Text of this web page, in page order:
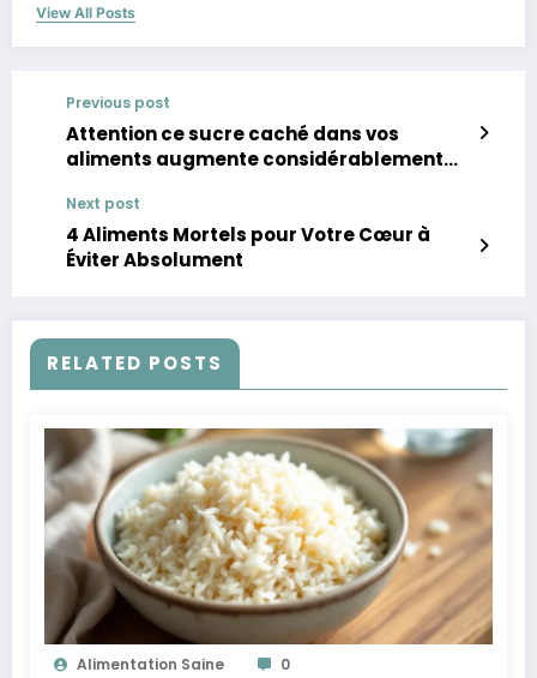
View All Posts
Previous post
Attention ce sucre caché dans vos
aliments augmente considérablement
Next post
4 Aliments Mortels pour Votre Cœur à
Éviter Absolument
RELATED POSTS
Alimentation Saine 0